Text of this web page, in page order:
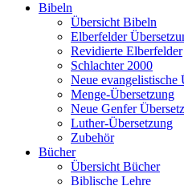
Bibeln
Übersicht Bibeln
Elberfelder
Revidierte Elberfelder
Schlachter 2000
Neue evangelistische
Menge-Übersetzung
Neue Genfer
Luther-Übersetzung
Zubehör
Bücher
Übersicht Bücher
Biblische Lehre